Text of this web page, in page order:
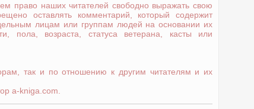
право наших читателей свободно выражать свою
оставлять комментарий, который содержит
лицам или группам людей на основании их
пола, возраста, статуса ветерана, касты или
так и по отношению к другим читателям и их
a-kniga.com.